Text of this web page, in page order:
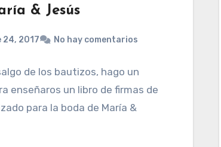
& Jesús
24, 2017 No hay comentarios
de los bautizos, hago un
enseñaros un libro de firmas de
para la boda de María &